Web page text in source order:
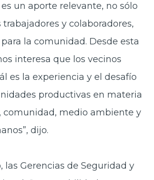
un aporte relevante, no sólo
trabajadores y colaboradores,
la comunidad. Desde esta
interesa que los vecinos
es la experiencia y el desafío
productivas en materia
comunidad, medio ambiente y
dijo.
las Gerencias de Seguridad y